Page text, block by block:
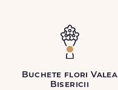
Buchete flori Valea
Bisericii